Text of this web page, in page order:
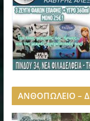
ΑΝΘΟΠΩΛΕΙΟ –